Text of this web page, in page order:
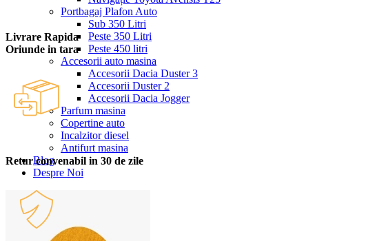
Portbagaj Plafon Auto
Sub 350 Litri
Peste 350 Litri
Peste 450 litri
Accesorii auto masina
Accesorii Dacia Duster 3
Accesorii Duster 2
Accesorii Dacia Jogger
Parfum masina
Copertine auto
Incalzitor diesel
Antifurt masina
Blog
Despre Noi
Livrare Rapida
Oriunde in tara
Retur convenabil in 30 de zile